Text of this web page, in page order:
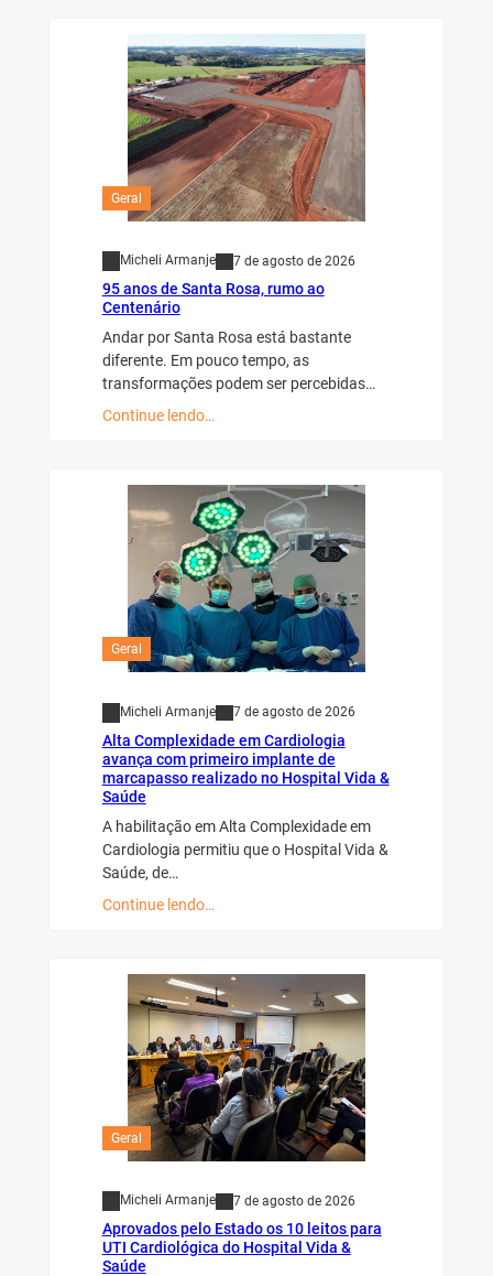
Geral
Micheli Armanje 7 de agosto de 2026
95 anos de Santa Rosa, rumo ao
Centenário
Andar por Santa Rosa está bastante
diferente. Em pouco tempo, as
transformações podem ser percebidas…
Continue lendo…
Geral
Micheli Armanje 7 de agosto de 2026
Alta Complexidade em Cardiologia
avança com primeiro implante de
marcapasso realizado no Hospital Vida &
Saúde
A habilitação em Alta Complexidade em
Cardiologia permitiu que o Hospital Vida &
Saúde, de…
Continue lendo…
Geral
Micheli Armanje 7 de agosto de 2026
Aprovados pelo Estado os 10 leitos para
UTI Cardiológica do Hospital Vida &
Saúde